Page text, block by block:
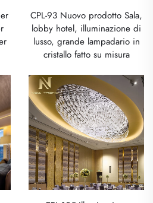
CPL-93 Nuovo prodotto Sala,
lobby hotel, illuminazione di
lusso, grande lampadario in
cristallo fatto su misura